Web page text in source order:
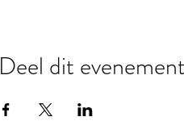
Deel dit evenement